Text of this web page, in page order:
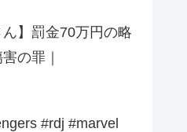
ん】罰金70万円の略
の罪｜
#rdj #marvel